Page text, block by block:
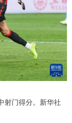
射门得分。新华社